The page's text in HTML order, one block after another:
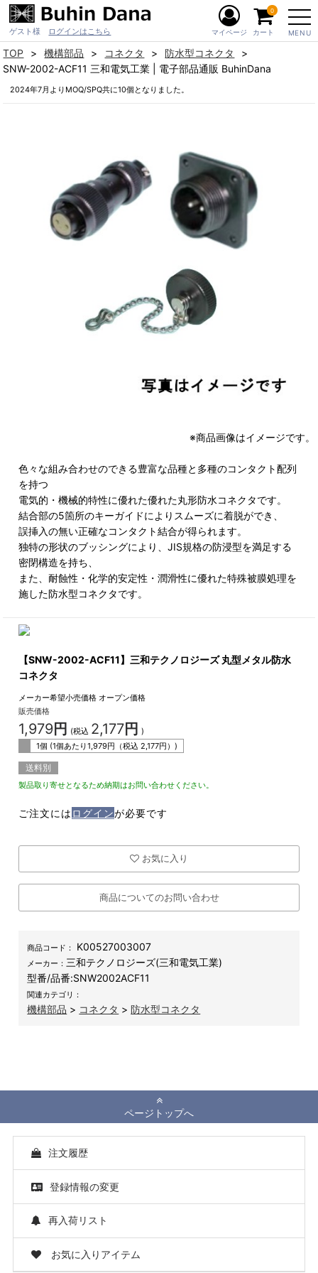
ゲスト様 ログインはこちら MENU
マイページ カート
0
TOP 機構部品 コネクタ
防水型コネクタ
SNW-2002-ACF11 三和電気工業 | 電子部品通販 BuhinDana
2024年7月よりMOQ/SPQ共に10個となりました。
※商品画像はイメージです。
色々な組み合わせのできる豊富な品種と多種のコンタクト配列
を持つ
電気的・機械的特性に優れた優れた丸形防水コネクタです。
結合部の5箇所のキーガイドによりスムーズに着脱ができ、
誤挿入の無い正確なコンタクト結合が得られます。
独特の形状のブッシングにより、JIS規格の防浸型を満足する
密閉構造を持ち、
また、耐蝕性・化学的安定性・潤滑性に優れた特殊被膜処理を
施した防水型コネクタです。
【SNW-2002-ACF11】三和テクノロジーズ 丸型メタル防水
コネクタ
メーカー希望小売価格 オープン価格
販売価格
1,979円 (税込 2,177円 )
1個 (1個あたり1,979円（税込 2,177円）)
送料別
製品取り寄せとなるため納期はお問い合わせください。
ご注文には ログインが必要です
お気に入り
商品についてのお問い合わせ
商品コード： K00527003007
メーカー：三和テクノロジーズ(三和電気工業)
型番/品番:SNW2002ACF11
関連カテゴリ：
機構部品 > コネクタ >防水型コネクタ
ページトップへ
注文履歴
登録情報の変更
再入荷リスト
お気に入りアイテム